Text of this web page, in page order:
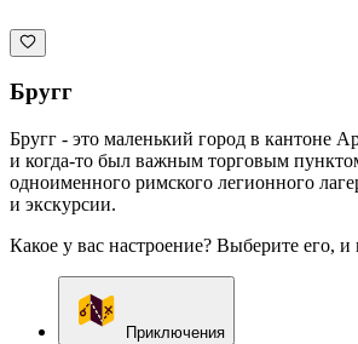
Бругг
Бругг - это маленький город в кантоне
и когда-то был важным торговым
одноименного римского легионного
и экскурсии.
Какое у вас настроение? Выберите его,
Приключения